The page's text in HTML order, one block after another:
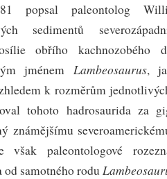
popsal paleontolog
sedimentů
obřího kachnozobého
jménem Lambeosaurus,
k rozměrům
tohoto hadrosaurida za
známějšímu
však paleontologové
od samotného rodu